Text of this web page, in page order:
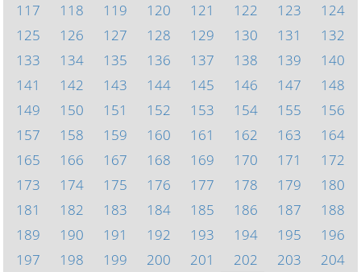
117
118 119 120 121 122 123
124
125
126 127 128 129 130 131
132
133
134 135 136 137 138 139
140
141
142 143 144 145 146 147
148
149
150 151 152 153 154 155
156
157
158 159 160 161 162 163
164
165
166 167 168 169 170 171
172
173
174 175 176 177 178 179
180
181
182 183 184 185 186 187
188
189
190 191 192 193 194 195
196
197
198 199 200 201 202 203
204